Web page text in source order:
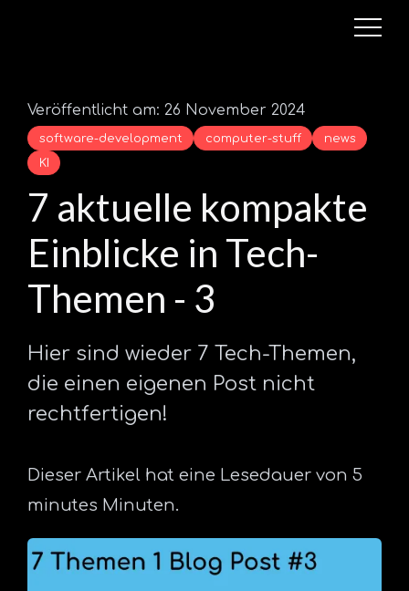
Veröffentlicht am: 26 November 2024
software-development computer-stuff
news
KI
7 aktuelle kompakte
Einblicke in Tech-
Themen - 3
Hier sind wieder 7 Tech-Themen,
die einen eigenen Post nicht
rechtfertigen!
Dieser Artikel hat eine Lesedauer von 5
minutes Minuten.